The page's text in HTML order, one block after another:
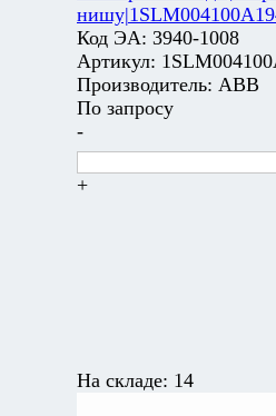
Код ЭА: 3940-1008
Артикул:
Производитель: ABB
По запросу
-
+
На складе: 14